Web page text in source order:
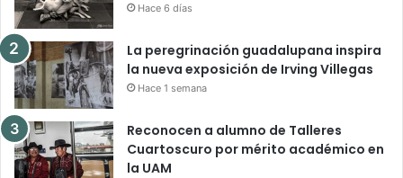
Hace 6 días
La peregrinación guadalupana inspira
la nueva exposición de Irving Villegas
Hace 1 semana
Reconocen a alumno de Talleres
Cuartoscuro por mérito académico en
la UAM